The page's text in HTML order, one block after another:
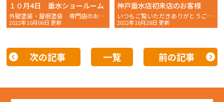
１０月4日 垂水ショールーム
外壁塗装・屋根塗装 専門店のおかちゃんペイントです！
2022年10月06日 更新
神戸垂水店初来店のお客様
いつもご覧いただきありがとうございます。 こんにちは！
2022年10月28日 更新
次の記事 一覧 前の記事